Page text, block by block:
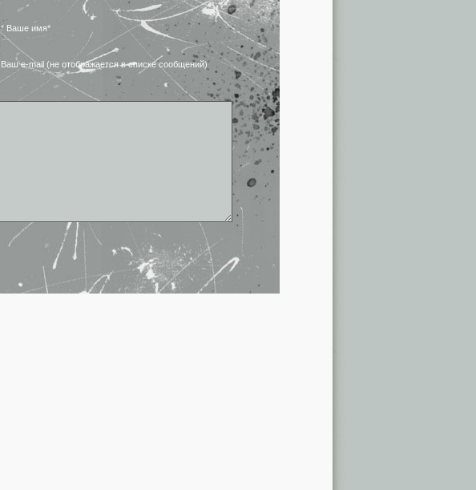
* Ваше имя*
Ваш e-mail (не отображается в списке сообщений)